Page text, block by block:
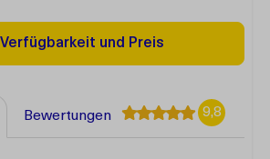
Verfügbarkeit und Preis
Bewertungen 9,8